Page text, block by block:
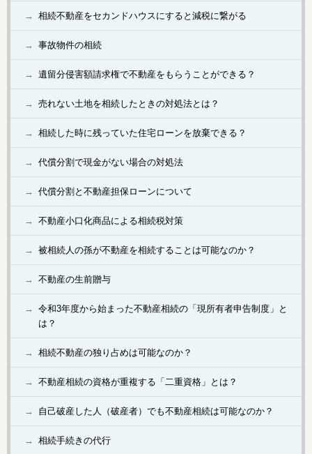
相続不動産をセカンドハウスにすると減税に繋がる
事故物件の相続
遺留分侵害額請求権で不動産をもらうことができる？
売れない土地を相続したときの対処法とは？
相続した時に残っていた住宅ローンを放棄できる？
代償分割で現金がない場合の対処法
代償分割と不動産担保ローンについて
不動産小口化商品による相続税対策
被相続人の孫が不動産を相続することは可能なのか？
不動産の生前贈与
令和3年度から始まった不動産相続の「現所有者申告制度」と
は？
相続不動産の独り占めは可能なのか？
不動産相続の資格が重複する「二重資格」とは？
自己破産した人（破産者）でも不動産相続は可能なのか？
相続手続きの代行